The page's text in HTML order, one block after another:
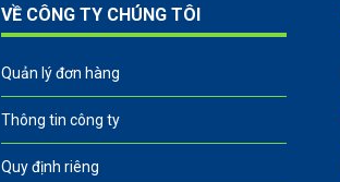
VỀ CÔNG TY CHÚNG TÔI
Quản lý đơn hàng
Thông tin công ty
Quy định riêng